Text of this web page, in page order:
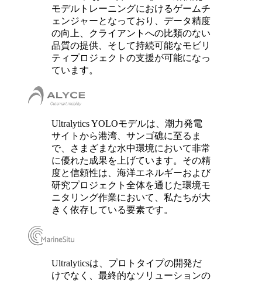
モデルトレーニングにおけるゲームチ
ェンジャーとなっており、データ精度
の向上、クライアントへの比類のない
品質の提供、そして持続可能なモビリ
ティプロジェクトの支援が可能になっ
ています。
Ultralytics YOLOモデルは、潮力発電
サイトから港湾、サンゴ礁に至るま
で、さまざまな水中環境において非常
に優れた成果を上げています。その精
度と信頼性は、海洋エネルギーおよび
研究プロジェクト全体を通じた環境モ
ニタリング作業において、私たちが大
きく依存している要素です。
Ultralyticsは、プロトタイプの開発だ
けでなく、最終的なソリューションの